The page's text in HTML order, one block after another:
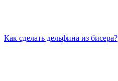
Как сделать дельфина из бисера?